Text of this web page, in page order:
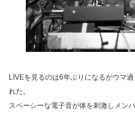
LIVEを見るのは6年ぶりになるがウマ
れた。
スペーシーな電子音が体を刺激しメン